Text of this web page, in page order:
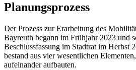
Planungsprozess
Der Prozess zur Erarbeitung des
Bayreuth begann im Frühjahr 2023 und
Beschlussfassung im Stadtrat im Herbst
bestand aus vier wesentlichen
aufeinander aufbauten.